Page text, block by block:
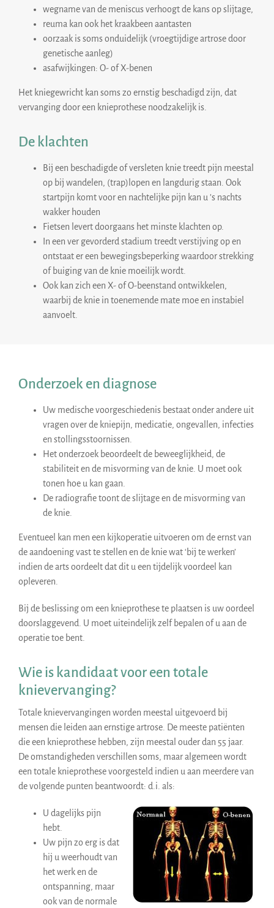
wegname van de meniscus verhoogt de kans op slijtage,
reuma kan ook het kraakbeen aantasten
oorzaak is soms onduidelijk (vroegtijdige artrose door
genetische aanleg)
asafwijkingen: O- of X-benen
Het kniegewricht kan soms zo ernstig beschadigd zijn, dat
vervanging door een knieprothese noodzakelijk is.
De klachten
Bij een beschadigde of versleten knie treedt pijn meestal
op bij wandelen, (trap)lopen en langdurig staan. Ook
startpijn komt voor en nachtelijke pijn kan u ’s nachts
wakker houden
Fietsen levert doorgaans het minste klachten op.
In een ver gevorderd stadium treedt verstijving op en
ontstaat er een bewegingsbeperking waardoor strekking
of buiging van de knie moeilijk wordt.
Ook kan zich een X- of O-beenstand ontwikkelen,
waarbij de knie in toenemende mate moe en instabiel
aanvoelt.
Onderzoek en diagnose
Uw medische voorgeschiedenis bestaat onder andere uit
vragen over de kniepijn, medicatie, ongevallen, infecties
en stollingsstoornissen.
Het onderzoek beoordeelt de beweeglijkheid, de
stabiliteit en de misvorming van de knie. U moet ook
tonen hoe u kan gaan.
De radiografie toont de slijtage en de misvorming van
de knie.
Eventueel kan men een kijkoperatie uitvoeren om de ernst van
de aandoening vast te stellen en de knie wat ‘bij te werken’
indien de arts oordeelt dat dit u een tijdelijk voordeel kan
opleveren.
Bij de beslissing om een knieprothese te plaatsen is uw oordeel
doorslaggevend. U moet uiteindelijk zelf bepalen of u aan de
operatie toe bent.
Wie is kandidaat voor een totale
knievervanging?
Totale knievervangingen worden meestal uitgevoerd bij
mensen die leiden aan ernstige artrose. De meeste patiënten
die een knieprothese hebben, zijn meestal ouder dan 55 jaar.
De omstandigheden verschillen soms, maar algemeen wordt
een totale knieprothese voorgesteld indien u aan meerdere van
de volgende punten beantwoordt: d.i. als:
U dagelijks pijn
hebt.
Uw pijn zo erg is dat
hij u weerhoudt van
het werk en de
ontspanning, maar
ook van de normale